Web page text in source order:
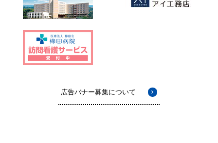
広告バナー募集について